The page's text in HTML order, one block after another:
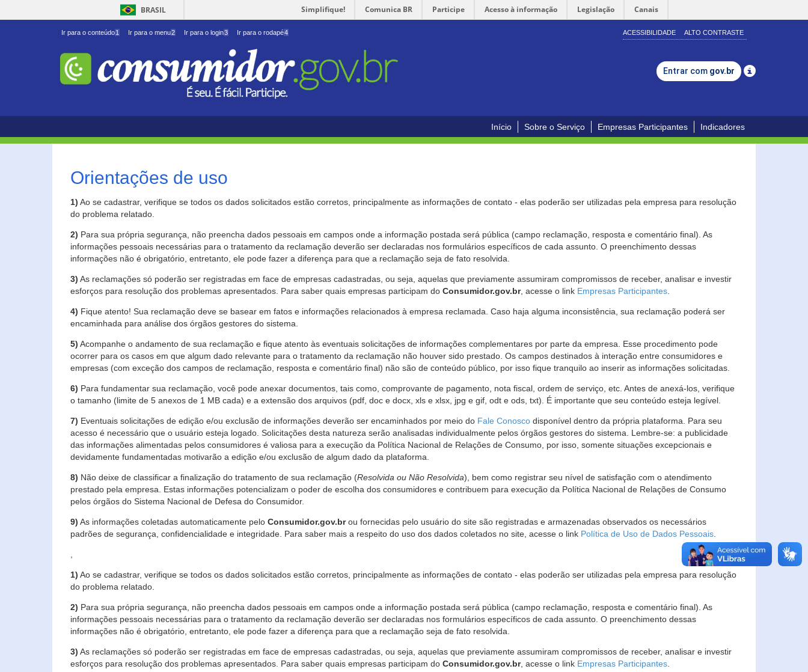
BRASIL Simplifique! Comunica BR Participe Acesso à informação Legislação Canais
Ir para o conteúdo1 Ir para o menu2 Ir para o login3 Ir para o rodapé4 ACESSIBILIDADE ALTO CONTRASTE
Entrar com gov.br
Início Sobre o Serviço Empresas Participantes Indicadores
Orientações de uso
1) Ao se cadastrar, verifique se todos os dados solicitados estão corretos, principalmente as informações de contato - elas poderão ser utilizadas pela empresa para resolução
do problema relatado.
2) Para sua própria segurança, não preencha dados pessoais em campos onde a informação postada será pública (campo reclamação, resposta e comentário final). As
informações pessoais necessárias para o tratamento da reclamação deverão ser declaradas nos formulários específicos de cada assunto. O preenchimento dessas
informações não é obrigatório, entretanto, ele pode fazer a diferença para que a reclamação seja de fato resolvida.
3) As reclamações só poderão ser registradas em face de empresas cadastradas, ou seja, aquelas que previamente assumiram compromissos de receber, analisar e investir
esforços para resolução dos problemas apresentados. Para saber quais empresas participam do Consumidor.gov.br, acesse o link Empresas Participantes
4) Fique atento! Sua reclamação deve se basear em fatos e informações relacionados à empresa reclamada. Caso haja alguma inconsistência, sua reclamação poderá ser
encaminhada para análise dos órgãos gestores do sistema.
5) Acompanhe o andamento de sua reclamação e fique atento às eventuais solicitações de informações complementares por parte da empresa. Esse procedimento pode
ocorrer para os casos em que algum dado relevante para o tratamento da reclamação não houver sido prestado. Os campos destinados à interação entre consumidores e
empresas (com exceção dos campos de reclamação, resposta e comentário final) não são de conteúdo público, por isso fique tranquilo ao inserir as informações solicitadas.
6) Para fundamentar sua reclamação, você pode anexar documentos, tais como, comprovante de pagamento, nota fiscal, ordem de serviço, etc. Antes de anexá-los, verifique
o tamanho (limite de 5 anexos de 1 MB cada) e a extensão dos arquivos (pdf, doc e docx, xls e xlsx, jpg e gif, odt e ods, txt). É importante que seu conteúdo esteja legível.
7) Eventuais solicitações de edição e/ou exclusão de informações deverão ser encaminhados por meio do Fale Conosco disponível dentro da própria plataforma. Para seu
acesso é necessário que o usuário esteja logado. Solicitações desta natureza serão analisadas individualmente pelos órgãos gestores do sistema. Lembre-se: a publicidade
das informações alimentadas pelos consumidores é valiosa para a execução da Política Nacional de Relações de Consumo, por isso, somente situações excepcionais e
devidamente fundamentadas motivarão a edição e/ou exclusão de algum dado da plataforma.
8) Não deixe de classificar a finalização do tratamento de sua reclamação (Resolvida ou Não Resolvida), bem como registrar seu nível de satisfação com o atendimento
prestado pela empresa. Estas informações potencializam o poder de escolha dos consumidores e contribuem para execução da Política Nacional de Relações de Consumo
pelos órgãos do Sistema Nacional de Defesa do Consumidor.
9) As informações coletadas automaticamente pelo Consumidor.gov.brou fornecidas pelo usuário do site são registradas e armazenadas observados os necessários
padrões de segurança, confidencialidade e integridade. Para saber mais a respeito do uso dos dados coletados no site, acesse o link Política de Uso de Dados Pessoais
1) Ao se cadastrar, verifique se todos os dados solicitados estão corretos, principalmente as informações de contato - elas poderão ser utilizadas pela empresa para resolução
do problema relatado.
2) Para sua própria segurança, não preencha dados pessoais em campos onde a informação postada será pública (campo reclamação, resposta e comentário final). As
informações pessoais necessárias para o tratamento da reclamação deverão ser declaradas nos formulários específicos de cada assunto. O preenchimento dessas
informações não é obrigatório, entretanto, ele pode fazer a diferença para que a reclamação seja de fato resolvida.
3) As reclamações só poderão ser registradas em face de empresas cadastradas, ou seja, aquelas que previamente assumiram compromissos de receber, analisar e investir
esforços para resolução dos problemas apresentados. Para saber quais empresas participam do Consumidor.gov.br, acesse o link Empresas Participantes